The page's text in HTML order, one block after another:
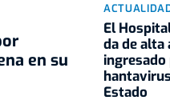
en su
El
da de
ingresado
Estado